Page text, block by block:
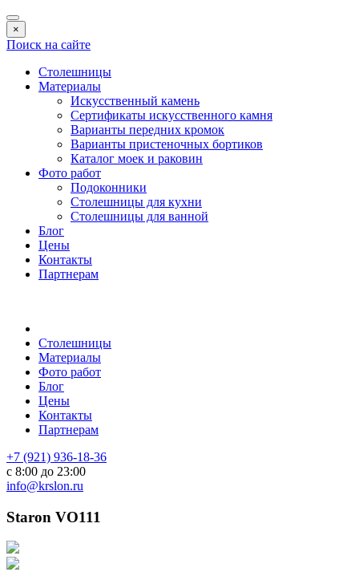
×
Поиск на сайте
Столешницы
Материалы
Искусственный камень
Сертификаты искусственного камня
Варианты передних кромок
Варианты пристеночных бортиков
Каталог моек и раковин
Фото работ
Подоконники
Столешницы для кухни
Столешницы для ванной
Блог
Цены
Контакты
Партнерам
Столешницы
Материалы
Фото работ
Блог
Цены
Контакты
Партнерам
+7 (921) 936-18-36
с 8:00 до 23:00
info@krslon.ru
Staron VO111